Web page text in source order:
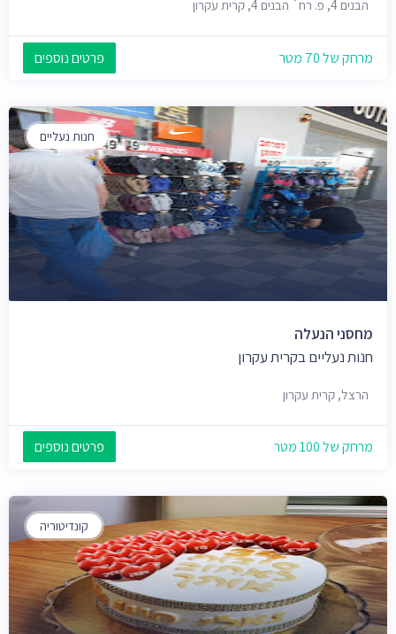
הבנים 4, פ. רח` הבנים 4, קרית עקרון
מרחק של 70 מטר פרטים נוספים
חנות נעליים
מחסני הנעלה
חנות נעליים בקרית עקרון
הרצל, קרית עקרון
מרחק של 100 מטר פרטים נוספים
קונדיטוריה